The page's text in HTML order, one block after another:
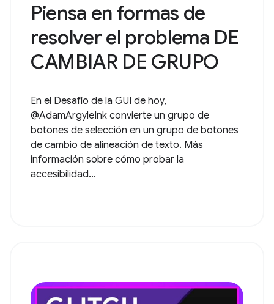
Piensa en formas de
resolver el problema DE
CAMBIAR DE GRUPO
En el Desafío de la GUI de hoy,
@AdamArgyleInk convierte un grupo de
botones de selección en un grupo de botones
de cambio de alineación de texto. Más
información sobre cómo probar la
accesibilidad...